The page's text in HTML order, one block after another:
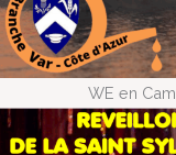
WE en